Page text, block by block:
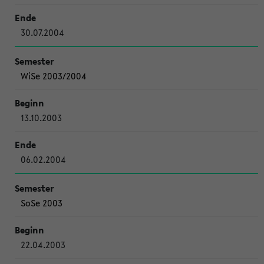
30.07.2004
WiSe 2003/2004
13.10.2003
06.02.2004
SoSe 2003
22.04.2003